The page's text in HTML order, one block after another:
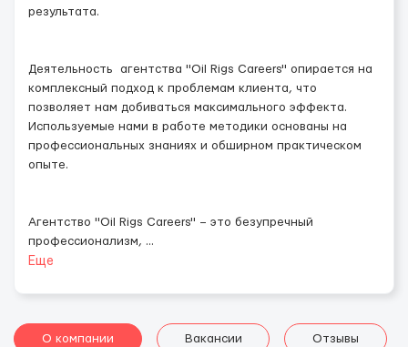
результата.
Деятельность агентства "Oil Rigs Careers" опирается на
комплексный подход к проблемам клиента, что
позволяет нам добиваться максимального эффекта.
Используемые нами в работе методики основаны на
профессиональных знаниях и обширном практическом
опыте.
Агентство "Oil Rigs Careers" – это безупречный
профессионализм, ...
Еще
О компании Вакансии Отзывы